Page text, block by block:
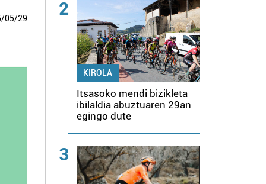
/05/29 2
KIROLA
Itsasoko mendi bizikleta
ibilaldia abuztuaren 29an
egingo dute
3